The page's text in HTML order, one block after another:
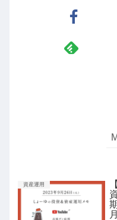
資産運用